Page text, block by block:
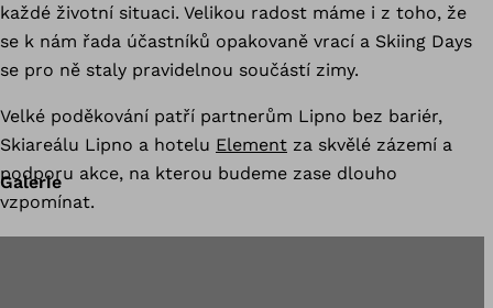
každé životní situaci. Velikou radost máme i z toho, že
se k nám řada účastníků opakovaně vrací a Skiing Days
se pro ně staly pravidelnou součástí zimy.
Velké poděkování patří partnerům Lipno bez bariér,
Skiareálu Lipno a hotelu Element za skvělé zázemí a
podporu akce, na kterou budeme zase dlouho
vzpomínat.
Galerie